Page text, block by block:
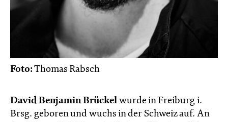
Foto:Thomas Rabsch
David Benjamin Brückel wurde in Freiburg i.
Brsg. geboren und wuchs in der Schweiz auf. An